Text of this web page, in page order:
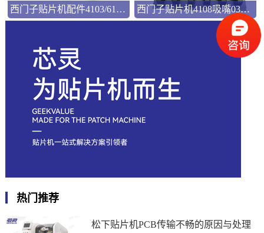
西门子贴片机配件4103/6103吸嘴03101981 西门子贴片机4108吸嘴03103544
热门推荐
松下贴片机PCB传输不畅的原因与处理